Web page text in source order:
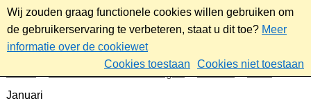
Wij zouden graag functionele cookies willen gebruiken om
de gebruikerservaring te verbeteren, staat u dit toe? Meer
informatie over de cookiewet
Cookies toestaan
Cookies niet toestaan
Nieuws & bekendmakingen Nieuws
2026
Januari